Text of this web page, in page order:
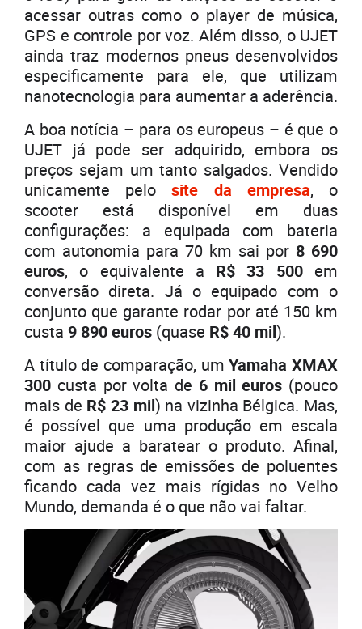
acessar outras como o player de música,
GPS e controle por voz. Além disso, o UJET
ainda traz modernos pneus desenvolvidos
especificamente para ele, que utilizam
nanotecnologia para aumentar a aderência.
A boa notícia – para os europeus – é que o
UJET já pode ser adquirido, embora os
preços sejam um tanto salgados. Vendido
unicamente pelosite da empresa, o
scooter está disponível em duas
configurações: a equipada com bateria
com autonomia para 70 km sai por 8 690
euros, o equivalente a R$ 33 500em
conversão direta. Já o equipado com o
conjunto que garante rodar por até 150 km
custa 9 890 euros (quase R$ 40 mil).
A título de comparação, umYamaha XMAX
300 custa por volta de 6 mil euros (pouco
mais de R$ 23 mil) na vizinha Bélgica. Mas,
é possível que uma produção em escala
maior ajude a baratear o produto. Afinal,
com as regras de emissões de poluentes
ficando cada vez mais rígidas no Velho
Mundo, demanda é o que não vai faltar.